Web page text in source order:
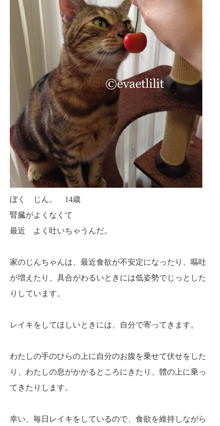
ぼく じん。 14歳
腎臓がよくなくて
最近 よく吐いちゃうんだ。
家のじんちゃんは、最近食欲が不安定になったり、嘔吐
が増えたり、具合がわるいときには低姿勢でじっとした
りしています。
レイキをしてほしいときには、自分で寄ってきます。
わたしの手のひらの上に自分のお腹を乗せて伏せをした
り、わたしの息がかかるところにきたり、體の上に乗っ
てきたりします。
幸い、毎日レイキをしているので、食欲を維持しながら